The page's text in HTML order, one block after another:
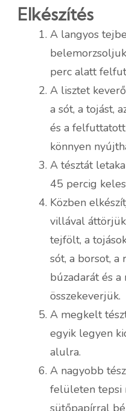
Elkészítés
A langyos
perc alatt
A lisztet
a sót, a tojást,
és a
könnyen
A tésztát
45 percig
Közben
villával
tejfölt, a
sót, a borsot, a
búzadarát és
összekeverjük.
A megkelt
egyik legyen
alulra.
A nagyobb
felületen tepsi
sütőpapírral